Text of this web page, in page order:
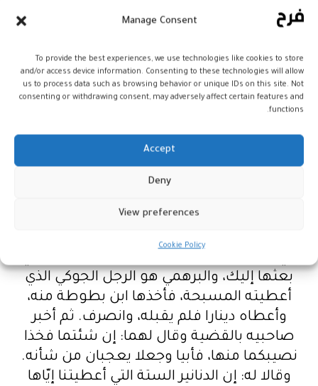
Manage Consent
To provide the best experiences, we use technologies like cookies to store
and/or access device information. Consenting to these technologies will allow
us to process data such as browsing behavior or unique IDs on this site. Not
consenting or withdrawing consent, may adversely affect certain features and
functions.
Accept
Deny
View preferences
Cookie Policy
الرجل، وأشار لهم بالانصراف فانصرفوا عنه.
ثوب ابن بطوطة وأعطاه عشرة دنانير. فلما
خرجوا عنه سأله أصحابه: لم جذبك؟ فقال لهم:
أعطاني هذه الدنانير. فأعطى لظهير الدين ثلاثة
ألا ترون كيف أشار إلى السماء؟ يشير إلى أنه
يعرف الله تعالى، وأشار إلى القبلة، يشير إلى
معرفته برسول الله عليه أفضل الصلاة وأزكى
فرجعا إليه لما قال لهما ذلك فلم يجداه. ويوم
وصوله قرية هنور جاءه أحد الجوكية من الهنود
بعثها إليك، والبرهمي هو الرجل الجوكي الذي
أعطيته المسبحة، فأخذها ابن بطوطة منه،
وأعطاه دينارا فلم يقبله، وانصرف. ثم أخبر
صاحبيه بالقضية وقال لهما: إن شئتما فخذا
نصيبكما منها، فأبيا وجعلا يعجبان من شأنه.
وقالا له: إن الدنانير الستة التي أعطيتنا إيّاها